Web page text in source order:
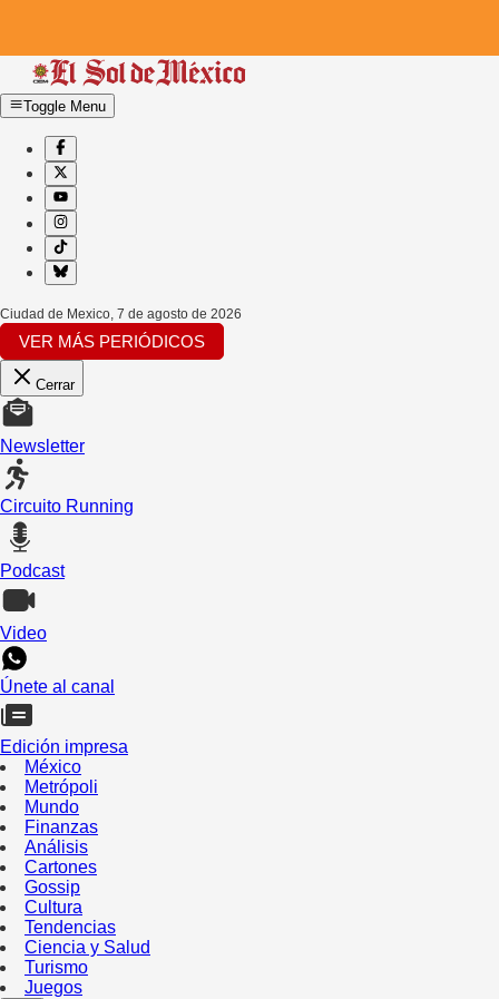
Toggle Menu
Ciudad de Mexico, 7 de agosto de 2026
VER MÁS PERIÓDICOS
Cerrar
Newsletter
Circuito Running
Podcast
Video
Únete al canal
Edición impresa
México
Metrópoli
Mundo
Finanzas
Análisis
Cartones
Gossip
Cultura
Tendencias
Ciencia y Salud
Turismo
Juegos